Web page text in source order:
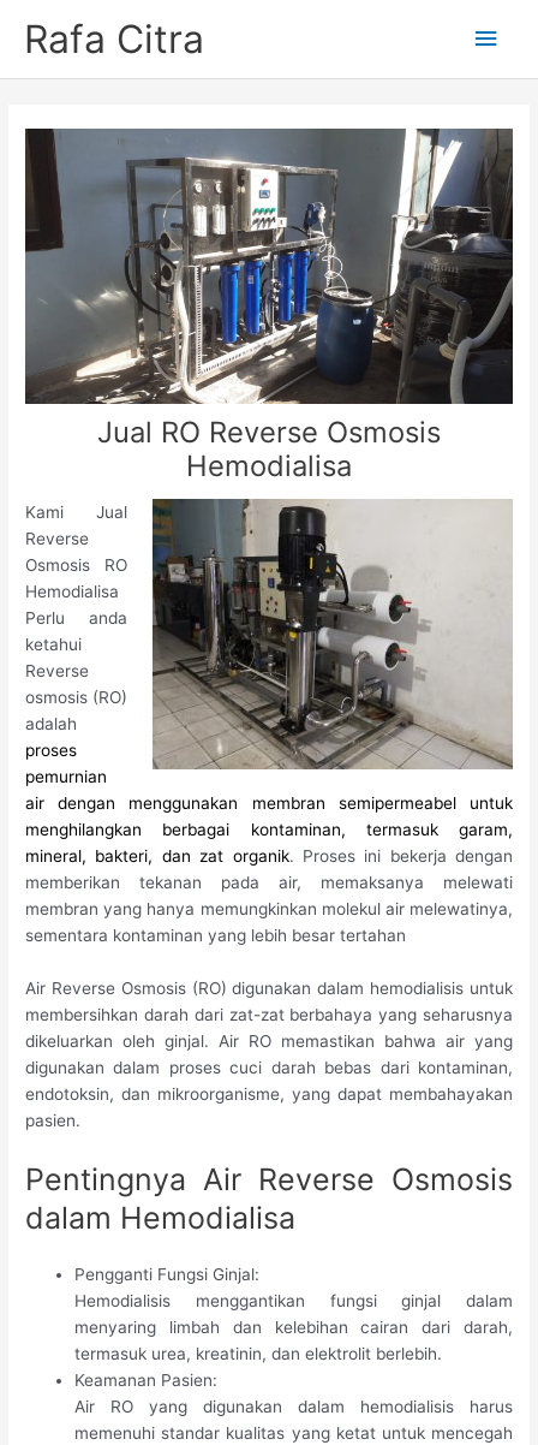
Rafa Citra
Main
Jual RO Reverse Osmosis
Hemodialisa
Kami Jual
Reverse
Osmosis RO
Hemodialisa
Perlu anda
ketahui
Reverse
osmosis (RO)
adalah
proses
pemurnian
air dengan menggunakan membran semipermeabel untuk
menghilangkan berbagai kontaminan, termasuk garam,
mineral, bakteri, dan zat organik. Proses ini bekerja dengan
memberikan tekanan pada air, memaksanya melewati
membran yang hanya memungkinkan molekul air melewatinya,
sementara kontaminan yang lebih besar tertahan
Air Reverse Osmosis (RO) digunakan dalam hemodialisis untuk
membersihkan darah dari zat-zat berbahaya yang seharusnya
dikeluarkan oleh ginjal. Air RO memastikan bahwa air yang
digunakan dalam proses cuci darah bebas dari kontaminan,
endotoksin, dan mikroorganisme, yang dapat membahayakan
pasien.
Pentingnya Air Reverse Osmosis
dalam Hemodialisa
Pengganti Fungsi Ginjal:
Hemodialisis menggantikan fungsi ginjal dalam
menyaring limbah dan kelebihan cairan dari darah,
termasuk urea, kreatinin, dan elektrolit berlebih.
Keamanan Pasien:
Air RO yang digunakan dalam hemodialisis harus
memenuhi standar kualitas yang ketat untuk mencegah